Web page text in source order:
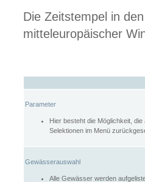
Die Zeitstempel in
mitteleuropäischer
Parameter
Hier besteht die Möglichkeit,
Selektionen im Menü
Gewässerauswahl
Alle Gewässer werden